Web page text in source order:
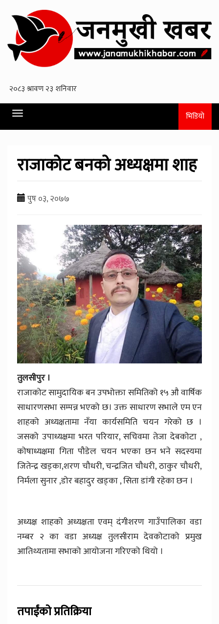
Toggle
navigation
भिडियो
राजाकोट बनको अध्यक्षमा शाह
पुष ०३, २०७७
तुलसीपुर ।
राजाकोट सामुदायिक बन उपभोक्ता समितिको १५ औ वार्षिक
साधारणसभा सम्पन्न भएको छ। उक्त साधारण सभाले एम एन
शाहको अध्यक्षतामा नँया कार्यसमिति चयन गरेको छ ।
जसको उपाध्यक्षमा भरत परियार, सचिवमा तेजा देबकोटा ,
कोषाध्यक्षमा गिता पौडेल चयन भएका छन भने सदस्यमा
जितेन्द्र खड्का,शरण चौधरी, चन्द्रजित चौधरी, ठाकुर चौधरी,
निर्मला सुनार ,डोर बहादुर खड्का , सिता डांगी रहेका छन ।
अध्यक्ष शाहको अध्यक्षता एवम् दंगीशरण गाउँपालिका वडा
नम्बर २ का वडा अध्यक्ष तुलसीराम देवकोटाको प्रमुख
आतिथ्यतामा सभाको आयोजना गरिएको थियो ।
तपाईंको प्रतिक्रिया